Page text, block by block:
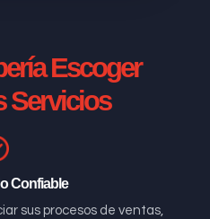
Escoger
Servicios
Confiable
sus procesos de ventas,